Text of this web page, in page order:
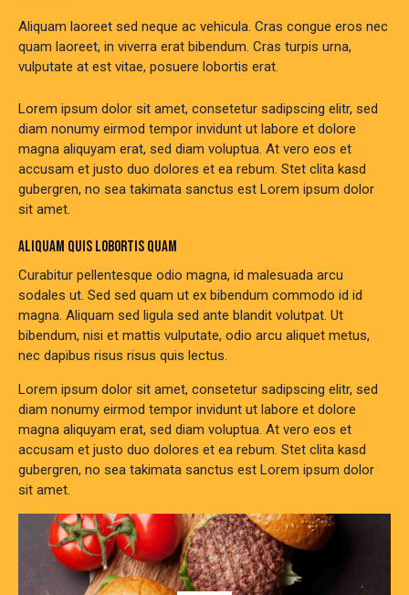
Aliquam laoreet sed neque ac vehicula. Cras congue eros nec
quam laoreet, in viverra erat bibendum. Cras turpis urna,
vulputate at est vitae, posuere lobortis erat.
Lorem ipsum dolor sit amet, consetetur sadipscing elitr, sed
diam nonumy eirmod tempor invidunt ut labore et dolore
magna aliquyam erat, sed diam voluptua. At vero eos et
accusam et justo duo dolores et ea rebum. Stet clita kasd
gubergren, no sea takimata sanctus est Lorem ipsum dolor
sit amet.
ALIQUAM QUIS LOBORTIS QUAM
Curabitur pellentesque odio magna, id malesuada arcu
sodales ut. Sed sed quam ut ex bibendum commodo id id
magna. Aliquam sed ligula sed ante blandit volutpat. Ut
bibendum, nisi et mattis vulputate, odio arcu aliquet metus,
nec dapibus risus risus quis lectus.
Lorem ipsum dolor sit amet, consetetur sadipscing elitr, sed
diam nonumy eirmod tempor invidunt ut labore et dolore
magna aliquyam erat, sed diam voluptua. At vero eos et
accusam et justo duo dolores et ea rebum. Stet clita kasd
gubergren, no sea takimata sanctus est Lorem ipsum dolor
sit amet.